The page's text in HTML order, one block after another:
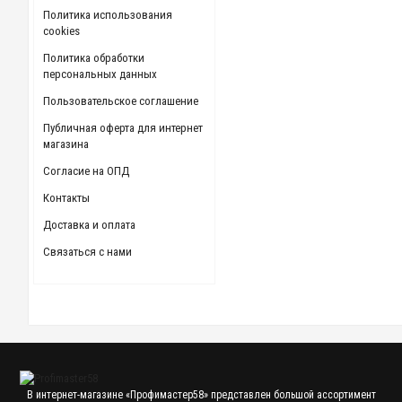
Политика использования
cookies
Политика обработки
персональных данных
Пользовательское соглашение
Публичная оферта для интернет
магазина
Согласие на ОПД
Контакты
Доставка и оплата
Связаться с нами
В интернет-магазине «Профимастер58» представлен большой ассортимент